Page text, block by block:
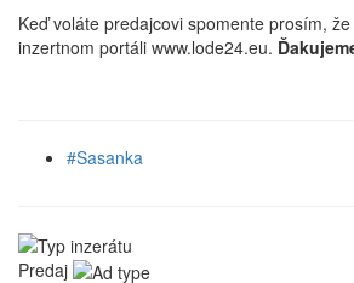
Keď voláte predajcovi spomente prosím,
inzertnom portáli www.lode24.eu.
#Sasanka
Predaj